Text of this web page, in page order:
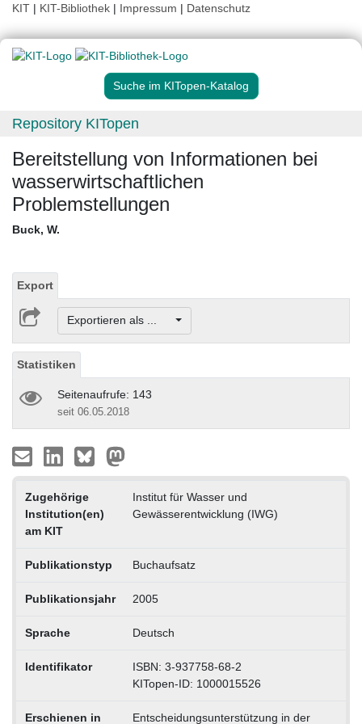
KIT | KIT-Bibliothek | Impressum | Datenschutz
Suche im KITopen-Katalog
Repository KITopen
Bereitstellung von Informationen bei
wasserwirtschaftlichen
Problemstellungen
Buck, W.
Export
Exportieren als ...
Statistiken
Seitenaufrufe: 143
seit 06.05.2018
Zugehörige
Institution(en)
am KIT
Institut für Wasser und
Gewässerentwicklung (IWG)
Publikationstyp Buchaufsatz
Publikationsjahr 2005
Sprache Deutsch
Identifikator
ISBN: 3-937758-68-2
KITopen-ID: 1000015526
Erschienen in Entscheidungsunterstützung in der